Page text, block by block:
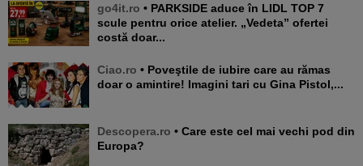
go4it.ro • PARKSIDE aduce în LIDL TOP 7
scule pentru orice atelier. „Vedeta” ofertei
costă doar...
Ciao.ro • Poveştile de iubire care au rămas
doar o amintire! Imagini tari cu Gina Pistol,...
Descopera.ro • Care este cel mai vechi pod din
Europa?